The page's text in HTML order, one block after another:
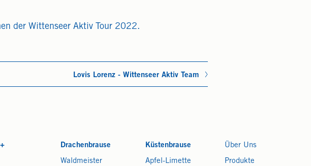
der Wittenseer Aktiv Tour 2022.
Lovis Lorenz - Wittenseer Aktiv Team
Drachenbrause
Waldmeister
Küstenbrause
Apfel-Limette
Über Uns
Produkte